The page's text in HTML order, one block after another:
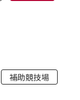
補助競技場